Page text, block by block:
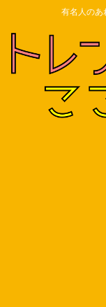
有名人のあ